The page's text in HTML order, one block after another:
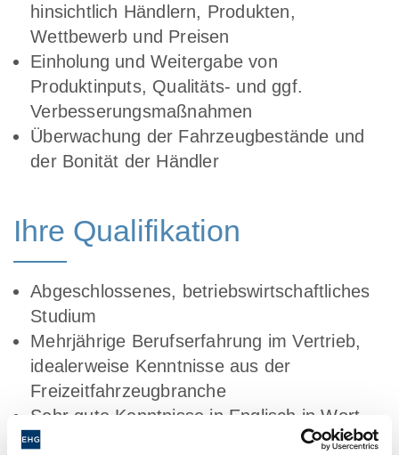
hinsichtlich Händlern, Produkten,
Wettbewerb und Preisen
Einholung und Weitergabe von
Produktinputs, Qualitäts- und ggf.
Verbesserungsmaßnahmen
Überwachung der Fahrzeugbestände und
der Bonität der Händler
Ihre Qualifikation
Abgeschlossenes, betriebswirtschaftliches
Studium
Mehrjährige Berufserfahrung im Vertrieb,
idealerweise Kenntnisse aus der
Freizeitfahrzeugbranche
Sehr gute Kenntnisse in Englisch in Wort
und Schrift (weitere Fremdsprachen